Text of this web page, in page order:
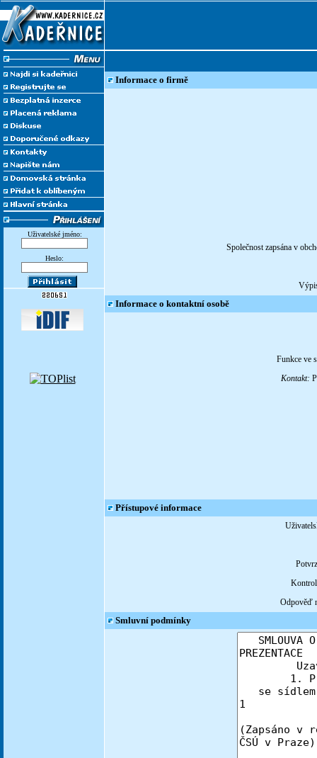
Uživatelské jméno:
Heslo:
Informace o firmě
Společnost zapsána v
Informace o kontaktní osobě
Funkce ve
Kontakt:
Přístupové informace
Odpověď
Smluvní podmínky